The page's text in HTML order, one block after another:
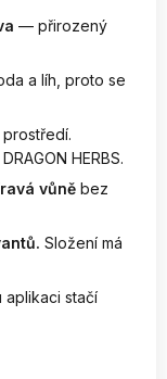
— přirozený
a líh, proto se
HERBS.
vůně bez
Složení má
stačí